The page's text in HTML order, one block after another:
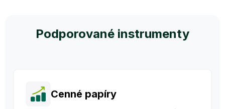
Podporované instrumenty
Cenné papíry